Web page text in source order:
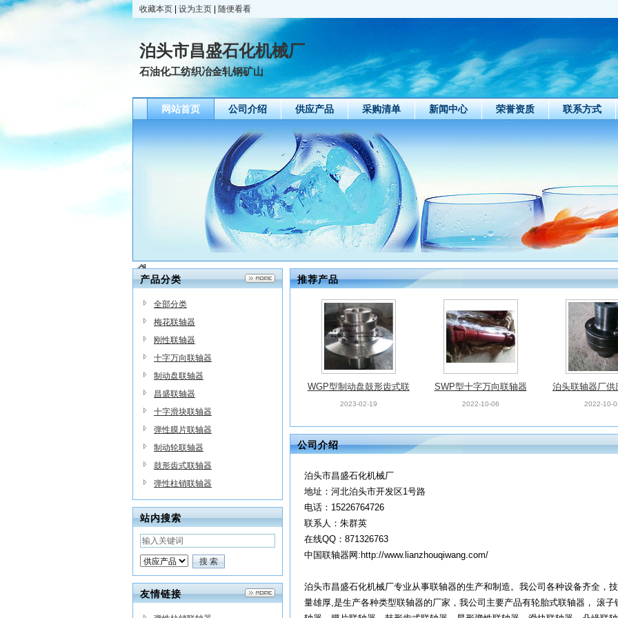
收藏本页 设为主页 随便看看
泊头市昌盛石化机械厂
石油化工纺织冶金轧钢矿山
网站首页 公司介绍 供应产品 采购清单 新闻中心 荣誉资质 联系方式
产品分类
全部分类
梅花联轴器
刚性联轴器
十字万向联轴器
制动盘联轴器
昌盛联轴器
十字滑块联轴器
弹性膜片联轴器
制动轮联轴器
鼓形齿式联轴器
弹性柱销联轴器
站内搜索
友情链接
推荐产品
WGP型制动盘鼓形齿式联
轴器
2023-02-19
SWP型十字万向联轴器
2022-10-06
泊头联轴器厂供
性柱销联
2022-10-
公司介绍
泊头市昌盛石化机械厂
地址：河北泊头市开发区1号路
电话：15226764726
联系人：朱群英
在线QQ：871326763
中国联轴器网:http://www.lianzhouqiwang.com/
泊头市昌盛石化机械厂专业从事联轴器的生产和制造。我公司各种设备齐全，
量雄厚,是生产各种类型联轴器的厂家，我公司主要产品有轮胎式联轴器， 滚子